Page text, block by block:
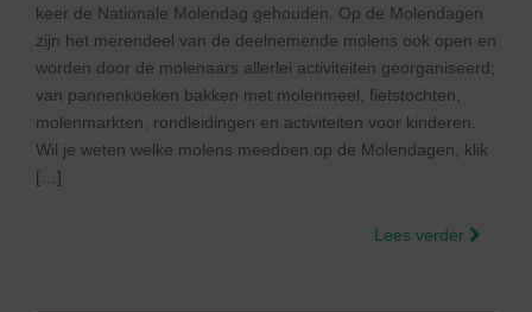
keer de Nationale Molendag gehouden. Op de Molendagen
zijn het merendeel van de deelnemende molens ook open en
worden door de molenaars allerlei activiteiten georganiseerd;
van pannenkoeken bakken met molenmeel, fietstochten,
molenmarkten, rondleidingen en activiteiten voor kinderen.
Wil je weten welke molens meedoen op de Molendagen, klik
[…]
Lees verder